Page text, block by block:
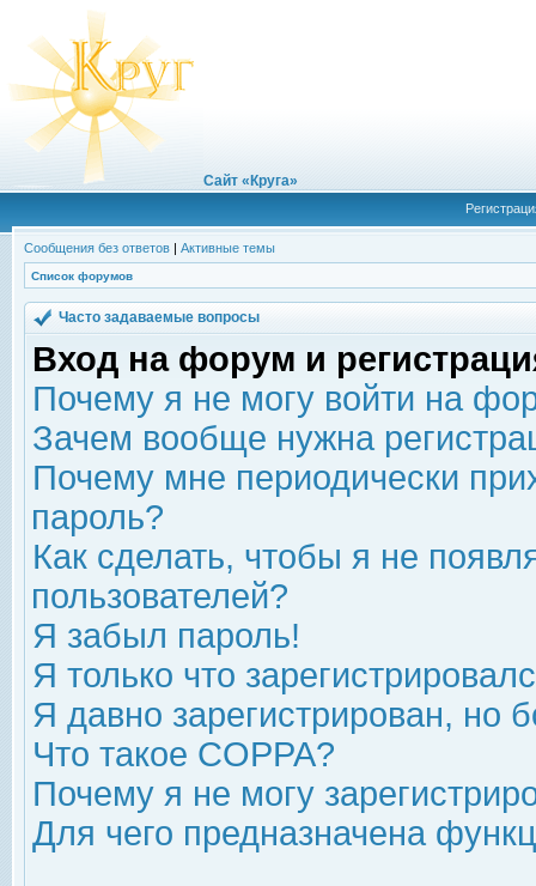
Сайт «Круга»
Сообщения без ответов | Активные темы
Список форумов
Часто задаваемые вопросы
Вход на форум и
Почему я не могу войти на
Зачем вообще нужна
Почему мне периодически
пароль?
Как сделать, чтобы я не
пользователей?
Я забыл пароль!
Я только что
Я давно зарегистрирован, но
Что такое COPPA?
Почему я не могу
Для чего предназначена